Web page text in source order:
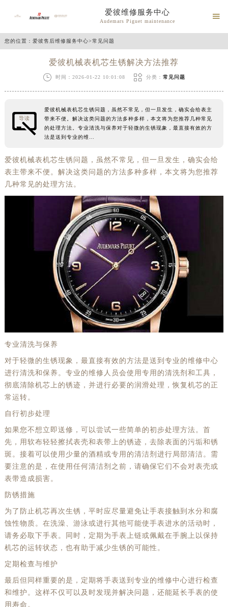
爱彼维修服务中心
Audemars Piguet maintenance

您的位置： 爱彼售后维修服务中心>常见问题
爱彼机械表机芯生锈解决方法推荐
 时间：2026-01-22 10:01:08  分类： 常见问题
导读
爱彼机械表机芯生锈问题，虽然不常见，但一旦发生，确实会给表主
带来不便。解决这类问题的方法多种多样，本文将为您推荐几种常见
的处理方法。专业清洗与保养对于轻微的生锈现象，最直接有效的方
法是送到专业的维…
爱彼机械表机芯生锈问题，虽然不常见，但一旦发生，确实会给
表主带来不便。解决这类问题的方法多种多样，本文将为您推荐
几种常见的处理方法。
专业清洗与保养
对于轻微的生锈现象，最直接有效的方法是送到专业的维修中心
进行清洗和保养。专业的维修人员会使用专用的清洗剂和工具，
彻底清除机芯上的锈迹，并进行必要的润滑处理，恢复机芯的正
常运转。
自行初步处理
如果您不想立即送修，可以尝试一些简单的初步处理方法。首
先，用软布轻轻擦拭表壳和表带上的锈迹，去除表面的污垢和锈
斑。接着可以使用少量的酒精或专用的清洁剂进行局部清洁。需
要注意的是，在使用任何清洁剂之前，请确保它们不会对表壳或
表带造成损害。
防锈措施
为了防止机芯再次生锈，平时应尽量避免让手表接触到水分和腐
蚀性物质。在洗澡、游泳或进行其他可能使手表进水的活动时，
请务必取下手表。同时，定期为手表上链或佩戴在手腕上以保持
机芯的运转状态，也有助于减少生锈的可能性。
定期检查与维护
最后但同样重要的是，定期将手表送到专业的维修中心进行检查
和维护。这样不仅可以及时发现并解决问题，还能延长手表的使
用寿命。